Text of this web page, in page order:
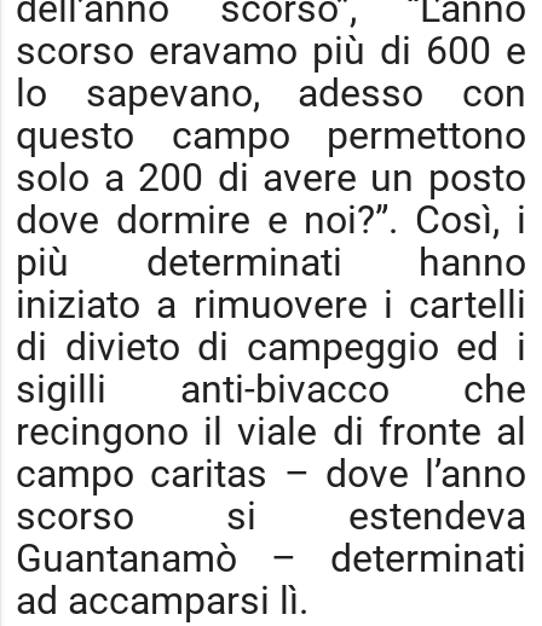
scorso eravamo più di 600 e
lo sapevano, adesso con
questo campo permettono
solo a 200 di avere un posto
dove dormire e noi?”. Così, i
più determinati hanno
iniziato a rimuovere i cartelli
di divieto di campeggio ed i
sigilli anti-bivacco che
recingono il viale di fronte al
campo caritas – dove l’anno
scorso si estendeva
Guantanamò – determinati
ad accamparsi lì.